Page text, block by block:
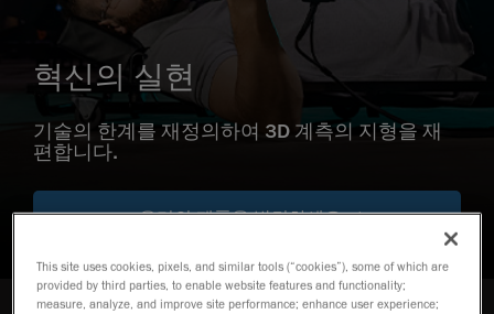
혁신의 실현
기술의 한계를 재정의하여 3D 계측의 지형을 재
편합니다.
우리의 제품을 발견하세요
This site uses cookies, pixels, and similar tools (“cookies”), some of which are
provided by third parties, to enable website features and functionality;
measure, analyze, and improve site performance; enhance user experience;